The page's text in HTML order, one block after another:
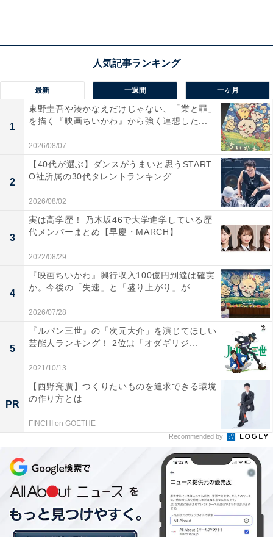
大迫に寄りかからない攻撃を
一方で、課題も明らかになった。
攻撃が大迫勇也（28歳）頼みなのである。
ロシアW杯でも得点を決めた彼は、最前線でボールを収
めながら攻撃の組み立てから崩しに加わり、ゴール前で
は決定力を見せていく。
優勝候補の評判が高かったイランとの準決勝では、PKを
含む2得点でチームを勝利へと導いた。一方でカタール
との決勝戦では、1本もシュートを記録していない。そ
の結果が1対3の敗退である。大迫を封じられると、攻撃
がスケールダウンしてしまうのだ。
最新 一週間 一ヶ月
1
東野圭吾や湊かなえだけじゃない、「業と罪」
を描く『映画ちいかわ』から強く連想した...
2026/08/07
2
【40代が選ぶ】ダンスがうまいと思うSTART
O社所属の30代タレントランキング...
2026/08/02
3
実は高学歴！ 乃木坂46で大学進学している歴
代メンバーまとめ【早慶・MARCH】
2022/08/29
4
『映画ちいかわ』興行収入100億円到達は確実
か。今後の「失速」と「盛り上がり」が...
2026/07/28
5
『ルパン三世』の「次元大介」を演じてほしい
芸能人ランキング！ 2位は「オダギリジ...
2021/10/13
PR
【西野亮廣】つくりたいものを追求できる環境
の作り方とは
FINCHI on GOETHE
Recommended by